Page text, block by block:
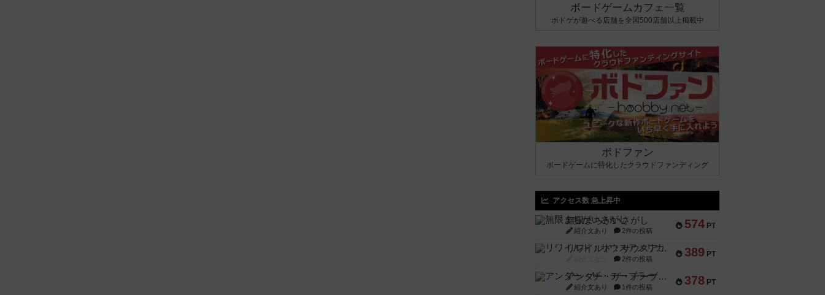
ボードゲームカフェ一覧
ボドゲが遊べる店舗を全国500店舗以上掲載中
ボドファン
ボードゲームに特化したクラウドファンディング
アクセス数 急上昇中
574 PT
無限まちがいさがし
紹介文あり 2件の投稿
389 PT
リワイルド：サウスアメリカ
2件の投稿
378 PT
アンダー・ザ・テーブラー
紹介文あり 1件の投稿